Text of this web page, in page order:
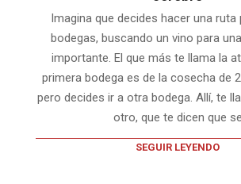
Imagina que decides hacer una
bodegas, buscando un vino para
importante. El que más te llama la
primera bodega es de la cosecha de
pero decides ir a otra bodega. Allí, te
otro, que te dicen que se
SEGUIR LEYENDO